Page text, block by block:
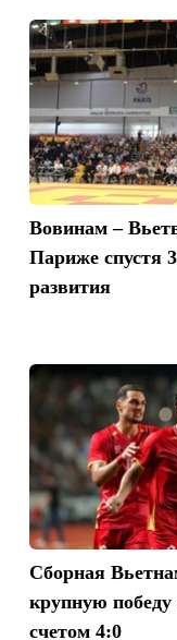
Вовинам –
Париже спустя
развития
Сборная
крупную
счетом 4:0